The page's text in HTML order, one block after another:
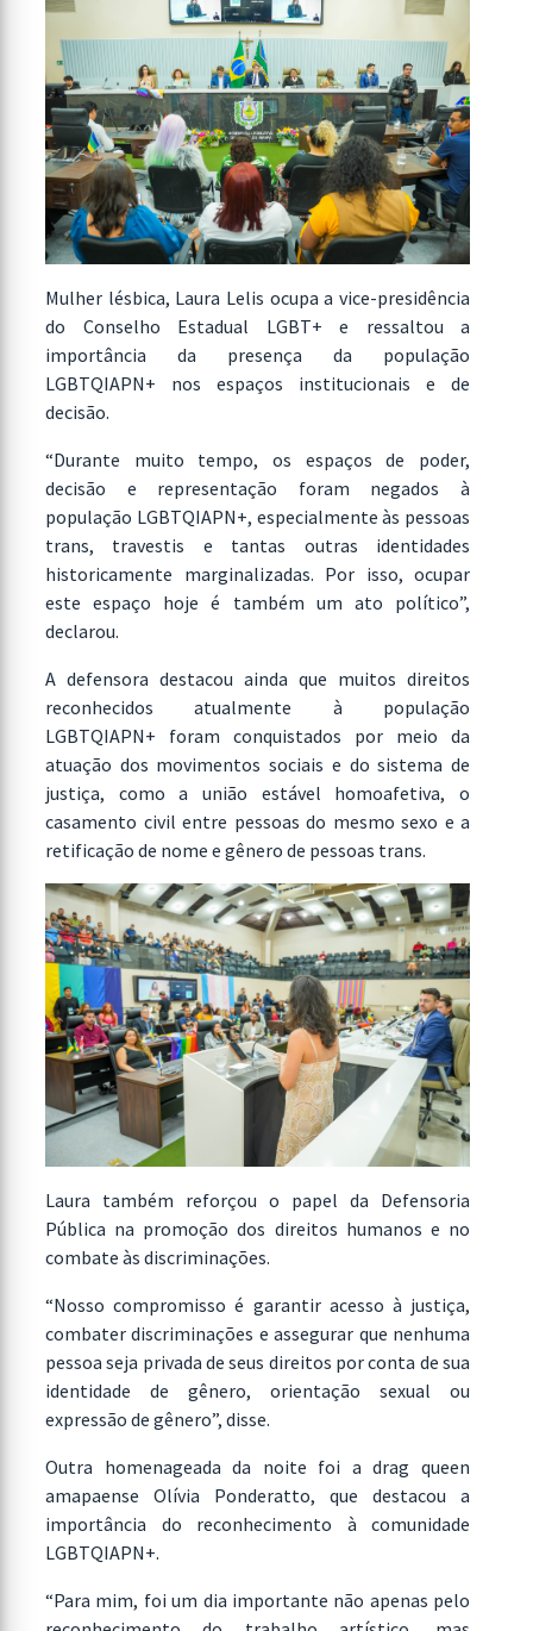
Mulher lésbica, Laura Lelis ocupa a vice-presidência
do Conselho Estadual LGBT+ e ressaltou a
importância da presença da população
LGBTQIAPN+ nos espaços institucionais e de
decisão.
“Durante muito tempo, os espaços de poder,
decisão e representação foram negados à
população LGBTQIAPN+, especialmente às pessoas
trans, travestis e tantas outras identidades
historicamente marginalizadas. Por isso, ocupar
este espaço hoje é também um ato político”,
declarou.
A defensora destacou ainda que muitos direitos
reconhecidos atualmente à população
LGBTQIAPN+ foram conquistados por meio da
atuação dos movimentos sociais e do sistema de
justiça, como a união estável homoafetiva, o
casamento civil entre pessoas do mesmo sexo e a
retificação de nome e gênero de pessoas trans.
Laura também reforçou o papel da Defensoria
Pública na promoção dos direitos humanos e no
combate às discriminações.
“Nosso compromisso é garantir acesso à justiça,
combater discriminações e assegurar que nenhuma
pessoa seja privada de seus direitos por conta de sua
identidade de gênero, orientação sexual ou
expressão de gênero”, disse.
Outra homenageada da noite foi a drag queen
amapaense Olívia Ponderatto, que destacou a
importância do reconhecimento à comunidade
LGBTQIAPN+.
“Para mim, foi um dia importante não apenas pelo